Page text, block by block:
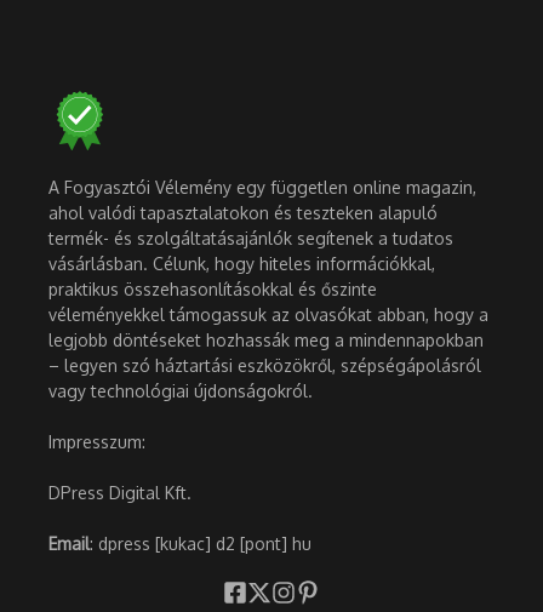
A Fogyasztói Vélemény egy független online magazin,
ahol valódi tapasztalatokon és teszteken alapuló
termék- és szolgáltatásajánlók segítenek a tudatos
vásárlásban. Célunk, hogy hiteles információkkal,
praktikus összehasonlításokkal és őszinte
véleményekkel támogassuk az olvasókat abban, hogy a
legjobb döntéseket hozhassák meg a mindennapokban
– legyen szó háztartási eszközökről, szépségápolásról
vagy technológiai újdonságokról.
Impresszum:
DPress Digital Kft.
Email: dpress [kukac] d2 [pont] hu